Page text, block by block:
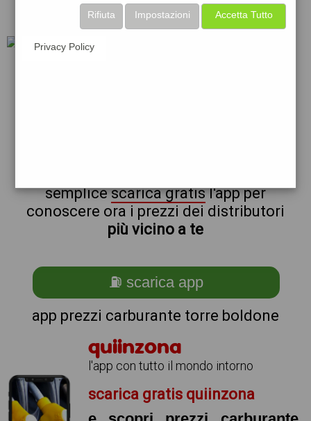
shell tamoil
semplicescarica gratisl'app per
conoscere ora i prezzi dei distributori
più vicino a te
⛽ scarica app
app prezzi carburante torre boldone
quiinzona
l'app con tutto il mondo intorno
scarica gratis quiinzona
Accetta Tutto
Impostazioni
Rifiuta
Privacy Policy